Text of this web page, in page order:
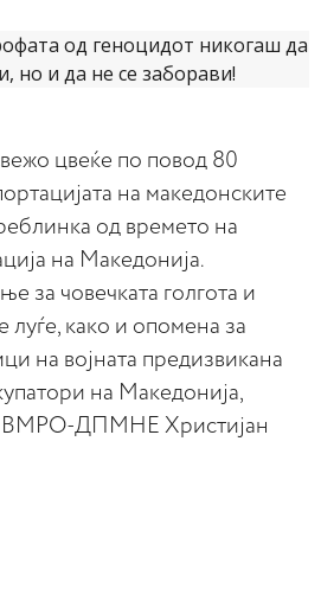
цвеќе по повод 80
на македонските
од времето на
на Македонија.
за човечката голгота и
луѓе, како и опомена за
на војната предизвикана
на Македонија,
ВМРО-ДПМНЕ Христијан